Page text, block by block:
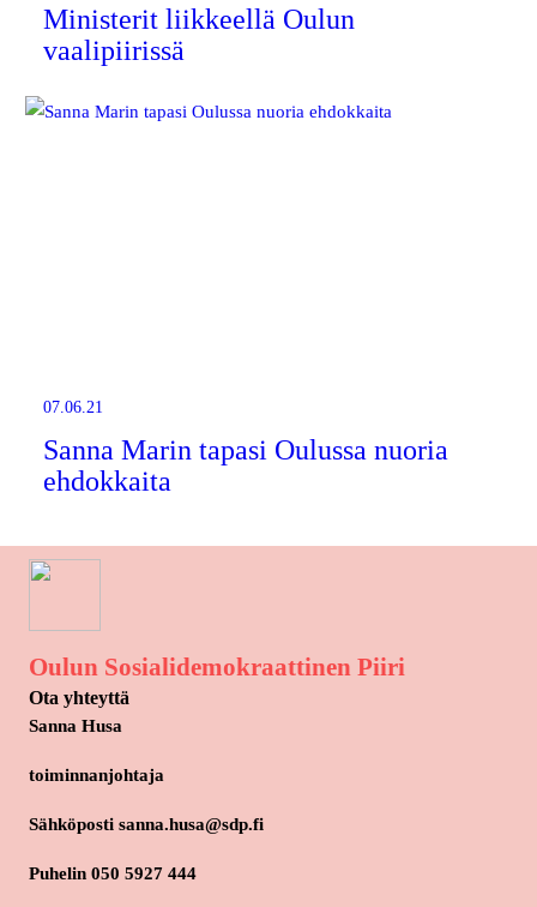
Ministerit liikkeellä Oulun
vaalipiirissä
07.06.21
Sanna Marin tapasi Oulussa nuoria
ehdokkaita
Oulun Sosialidemokraattinen Piiri
Ota yhteyttä
Sanna Husa
toiminnanjohtaja
Sähköposti sanna.husa@sdp.fi
Puhelin 050 5927 444